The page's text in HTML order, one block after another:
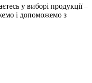
у виборі продукції –
і допоможемо з